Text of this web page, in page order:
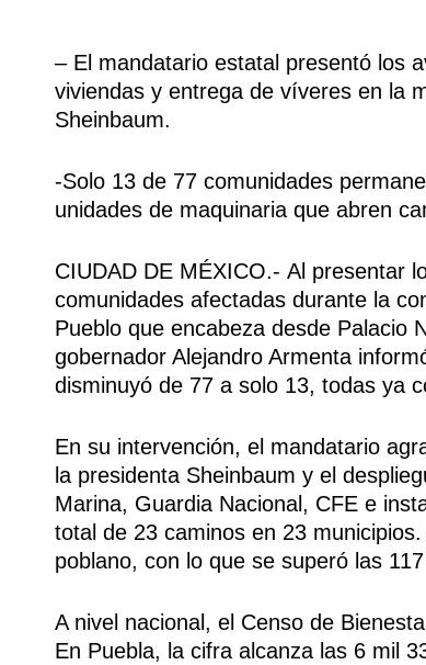
– El mandatario estatal presentó los
viviendas y entrega de víveres en la
Sheinbaum.
-Solo 13 de 77 comunidades
unidades de maquinaria que abren
CIUDAD DE MÉXICO.- Al presentar
comunidades afectadas durante la
Pueblo que encabeza desde Palacio
gobernador Alejandro Armenta
disminuyó de 77 a solo 13, todas ya
En su intervención, el mandatario
la presidenta Sheinbaum y el
Marina, Guardia Nacional, CFE e
total de 23 caminos en 23
poblano, con lo que se superó las
A nivel nacional, el Censo de
En Puebla, la cifra alcanza las 6 mil